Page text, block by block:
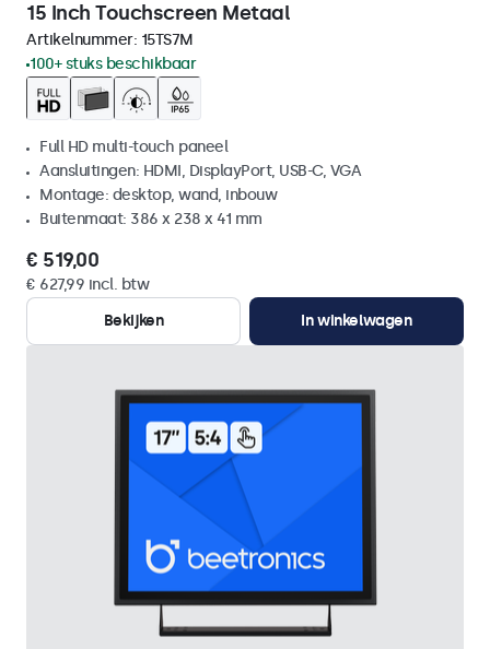
15 Inch Touchscreen Metaal
Artikelnummer: 15TS7M
100+ stuks beschikbaar
Full HD multi-touch paneel
Aansluitingen: HDMI, DisplayPort, USB-C, VGA
Montage: desktop, wand, inbouw
Buitenmaat: 386 x 238 x 41 mm
€ 519,00
€ 627,99 incl. btw
Bekijken
In winkelwagen